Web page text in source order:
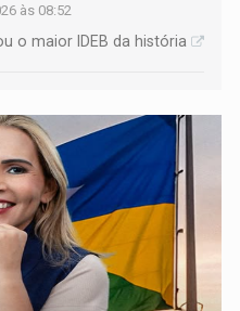
às 08:52
o maior IDEB da história